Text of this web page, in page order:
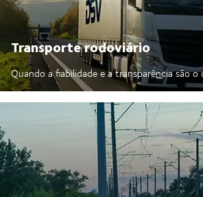
Transporte rodoviário
Quando a fiabilidade e a transparência são